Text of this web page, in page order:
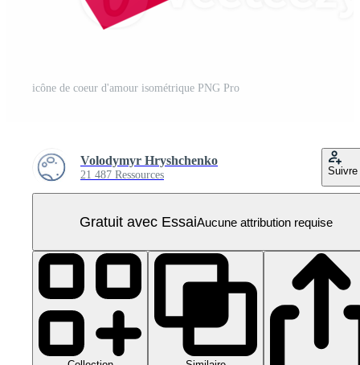
icône de coeur d'amour isométrique PNG Pro
Volodymyr Hryshchenko
21 487 Ressources Suivre
Gratuit avec EssaiAucune attribution requise